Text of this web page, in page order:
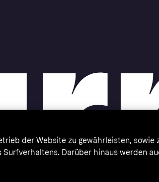
der Website zu gewährleisten, sowie
Surfverhaltens. Darüber hinaus werden